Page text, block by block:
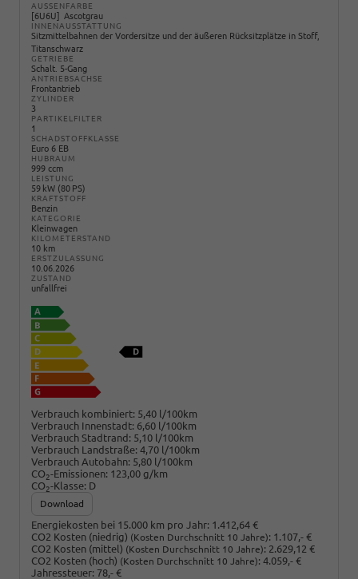
AUSSENFARBE
6U6U Ascotgrau
INNENAUSSTATTUNG
Sitzmittelbahnen der Vordersitze und der äußeren Rücksitzplätze in Stoff,
Titanschwarz
GETRIEBE
Schalt. 5-Gang
ANTRIEBSACHSE
Frontantrieb
ZYLINDER
3
PARTIKELFILTER
1
SCHADSTOFFKLASSE
Euro 6 EB
HUBRAUM
999 ccm
LEISTUNG
59 kW (80 PS)
KRAFTSTOFF
Benzin
KATEGORIE
Kleinwagen
KILOMETERSTAND
10 km
ERSTZULASSUNG
10.06.2026
ZUSTAND
unfallfrei
Verbrauch kombiniert: 5,40 l/100km
Verbrauch Innenstadt: 6,60 l/100km
Verbrauch Stadtrand: 5,10 l/100km
Verbrauch Landstraße: 4,70 l/100km
Verbrauch Autobahn: 5,80 l/100km
CO2-Emissionen: 123,00 g/km
CO2-Klasse: D
Download
Energiekosten bei 15.000 km pro Jahr: 1.412,64 €
CO2 Kosten (niedrig) (Kosten Durchschnitt 10 Jahre): 1.107,- €
CO2 Kosten (mittel) (Kosten Durchschnitt 10 Jahre): 2.629,12 €
CO2 Kosten (hoch) (Kosten Durchschnitt 10 Jahre): 4.059,- €
Jahressteuer: 78,- €